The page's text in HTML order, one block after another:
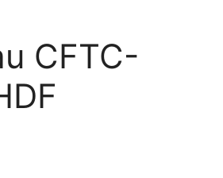
CFTC-